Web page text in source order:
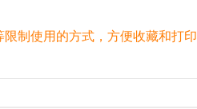
限制使用的方式，方便收藏和打印